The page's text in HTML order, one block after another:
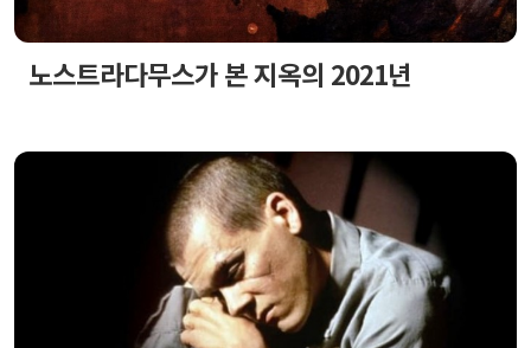
노스트라다무스가 본 지옥의 2021년